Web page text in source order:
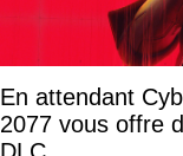
En attendant
2077 vous offre
DLC